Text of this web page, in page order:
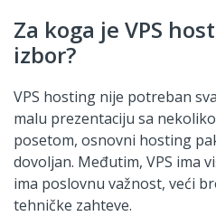
Za koga je VPS
izbor?
VPS hosting nije potreban
malu prezentaciju sa
posetom, osnovni hosting
dovoljan. Međutim, VPS ima
ima poslovnu važnost, veći
tehničke zahteve.